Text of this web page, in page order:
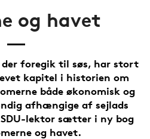
og havet
der foregik til søs, har stort
kapitel i historien om
både økonomisk og
afhængige af sejlads
lektor sætter i ny bog
og havet.